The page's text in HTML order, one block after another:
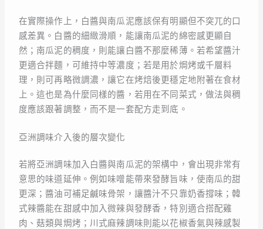
在實際操作上，白醬與南瓜泥應該保有明顯但不突兀的口
感差異。白醬的細緻滑順，能讓南瓜泥的綿密感更顯自
然；南瓜泥的稠度，則能讓白醬不那麼稀薄。若希望醬汁
更適合拌麵，可維持中等濃度；若是用於焗烤或千層料
理，則可再略微調濃，讓它在烤焙後更穩定地附著在食材
上。這也是為什麼同樣的醬，若用在不同菜式，做法與稠
度應該跟著調整，而不是一套配方走到底。
亞洲調味介入後的層次變化
若將亞洲調味加入白醬與南瓜泥的架構中，會出現非常有
意思的味道延伸。例如味噌能帶來發酵旨味，使南瓜的甜
更深；醬油可補足鹹味骨架，讓醬汁不只靠奶香撐味；韓
式辣醬能在甜感中加入微辣與發酵香，特別適合搭配雞
肉、菇類與焗烤；川式麻辣調味則能以花椒香氣與辣感製